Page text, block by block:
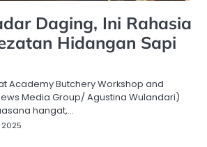
Daging, Ini Rahasia
Hidangan Sapi
Academy Butchery Workshop and
Media Group/ Agustina Wulandari)
hangat,…
2025